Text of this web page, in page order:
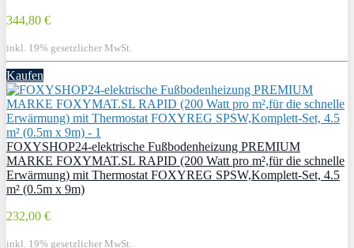
344,80 €
inkl. 19% gesetzlicher MwSt.
Kaufen
FOXYSHOP24-elektrische Fußbodenheizung PREMIUM
MARKE FOXYMAT.SL RAPID (200 Watt pro m²,für die schnelle
Erwärmung) mit Thermostat FOXYREG SPSW,Komplett-Set, 4.5
m² (0.5m x 9m)
232,00 €
inkl. 19% gesetzlicher MwSt.